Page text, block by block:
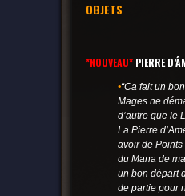
OBJETS
*NOUVEAU*PIERRE
•“Ca fait un
Mages ne
d’autre que le
La Pierre
avoir de
du Mana de
un bon départ
de partie pour